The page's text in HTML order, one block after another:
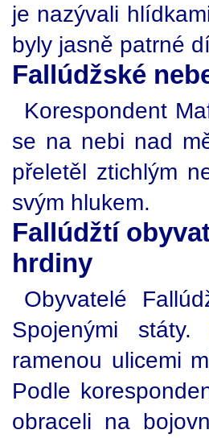
je nazývali
byly jasně patrné
Fallúdžské
Korespondent
se na nebi nad
přeletěl ztichlým
svým hlukem.
Fallúdžtí
hrdiny
Obyvatelé
Spojenými
ramenou ulicemi
Podle
obraceli na